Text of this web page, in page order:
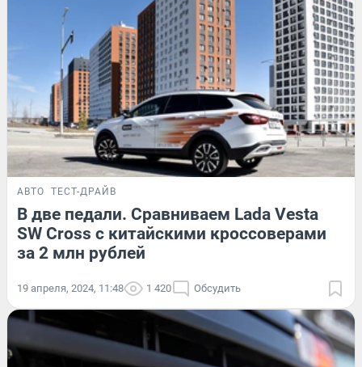
АВТО ТЕСТ-ДРАЙВ
В две педали. Сравниваем Lada Vesta
SW Cross с китайскими кроссоверами
за 2 млн рублей
19 апреля, 2024, 11:48 1 420 Обсудить